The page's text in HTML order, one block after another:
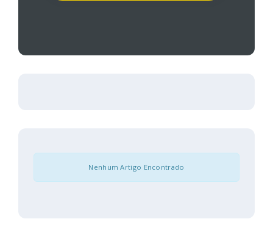
Nenhum Artigo Encontrado